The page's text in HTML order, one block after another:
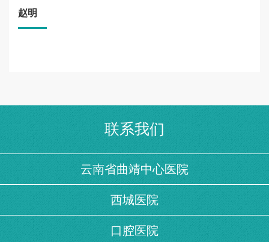
赵明
联系我们
云南省曲靖中心医院
西城医院
口腔医院